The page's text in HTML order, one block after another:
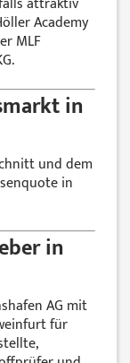
Academy
MLF
in
und dem
in
in
AG mit
für